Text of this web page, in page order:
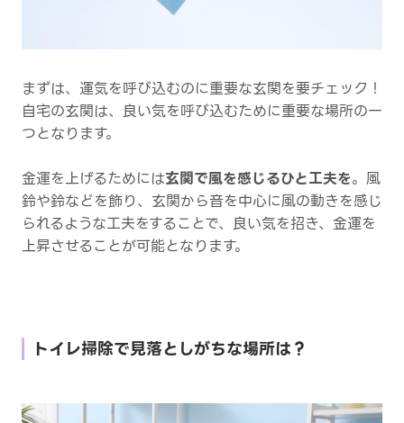
まずは、運気を呼び込むのに重要な玄関を要チェック！
自宅の玄関は、良い気を呼び込むために重要な場所の一
つとなります。
金運を上げるためには玄関で風を感じるひと工夫を。風
鈴や鈴などを飾り、玄関から音を中心に風の動きを感じ
られるような工夫をすることで、良い気を招き、金運を
上昇させることが可能となります。
トイレ掃除で見落としがちな場所は？